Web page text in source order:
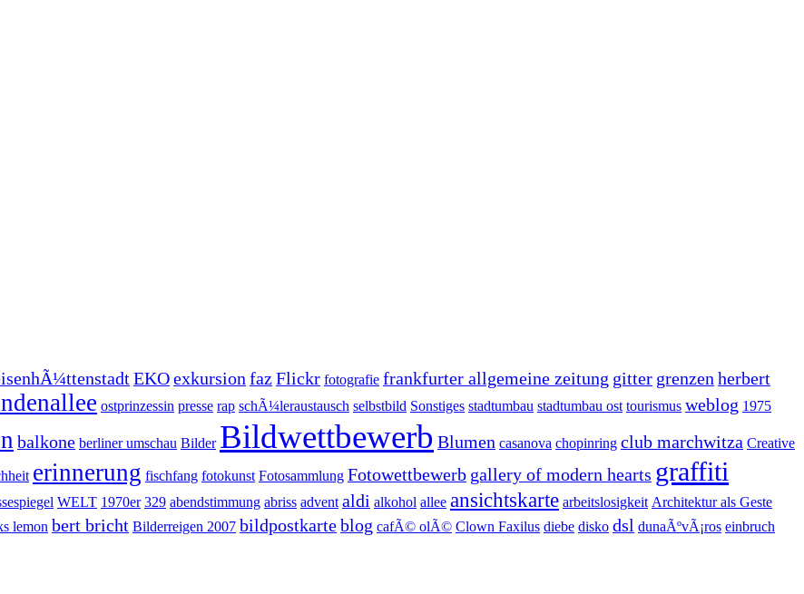
EKOexkursion fazFlickr fotografie frankfurter allgemeine zeitung gitter grenzen herbert
ostprinzessin presse rap schÃ¼leraustausch selbstbild Sonstiges stadtumbau stadtumbau ost tourismus weblog 1975
balkone berliner umschau Bilder Bildwettbewerb Blumen casanova chopinring club marchwitza Creative
erinnerung fischfang fotokunst Fotosammlung Fotowettbewerb gallery of modern hearts graffiti
WELT 1970er 329 abendstimmung abriss advent aldi alkohol allee ansichtskarte arbeitslosigkeit Architektur als Geste
lemon bert bricht Bilderreigen 2007 bildpostkarteblog cafÃ© olÃ© Clown Faxilus diebe disko dsl dunaÃºvÃ¡ros einbruch